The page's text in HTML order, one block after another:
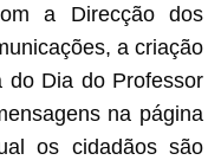
a Direcção dos
a criação
do Dia do Professor
na página
os cidadãos são